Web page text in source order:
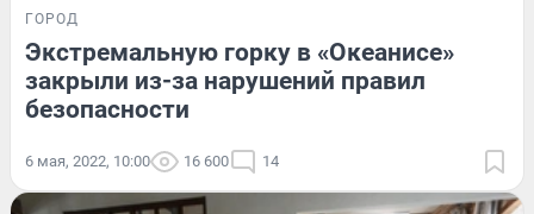
ГОРОД
Экстремальную горку в «Океанисе»
закрыли из-за нарушений правил
безопасности
6 мая, 2022, 10:00 16 600 14